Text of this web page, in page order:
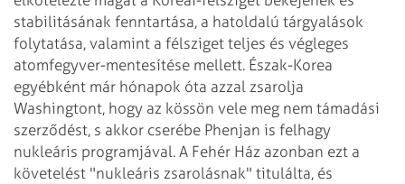
stabilitásának fenntartása, a hatoldalú tárgyalások
folytatása, valamint a félsziget teljes és végleges
atomfegyver-mentesítése mellett. Észak-Korea
egyébként már hónapok óta azzal zsarolja
Washingtont, hogy az kössön vele meg nem támadási
szerződést, s akkor cserébe Phenjan is felhagy
nukleáris programjával. A Fehér Ház azonban ezt a
követelést "nukleáris zsarolásnak" titulálta, és